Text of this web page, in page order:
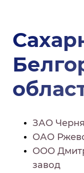
ЗАО
ОАО
ООО
завод